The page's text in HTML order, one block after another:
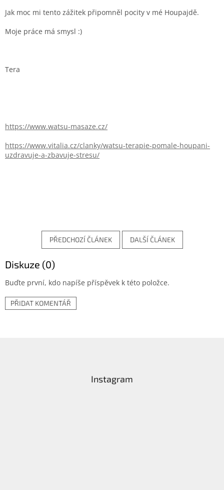
Jak moc mi tento zážitek připomněl pocity v mé Houpajdě.
Moje práce má smysl :)
Tera
https://www.watsu-masaze.cz/
https://www.vitalia.cz/clanky/watsu-terapie-pomale-houpani-
uzdravuje-a-zbavuje-stresu/
PŘEDCHOZÍ ČLÁNEK DALŠÍ ČLÁNEK
Diskuze (0)
Buďte první, kdo napíše příspěvek k této položce.
PŘIDAT KOMENTÁŘ
Instagram